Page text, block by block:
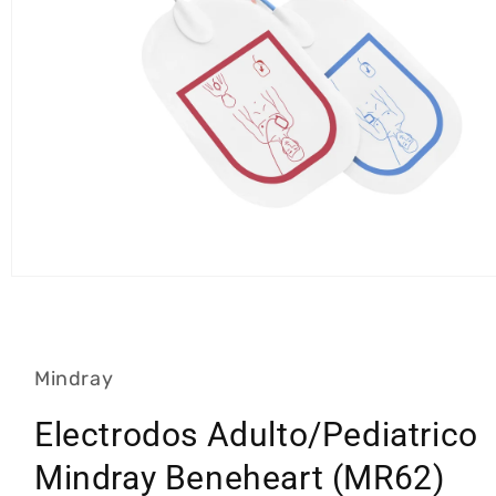
ventana
Mindray
Electrodos Adulto/Pediatrico
Mindray Beneheart (MR62)